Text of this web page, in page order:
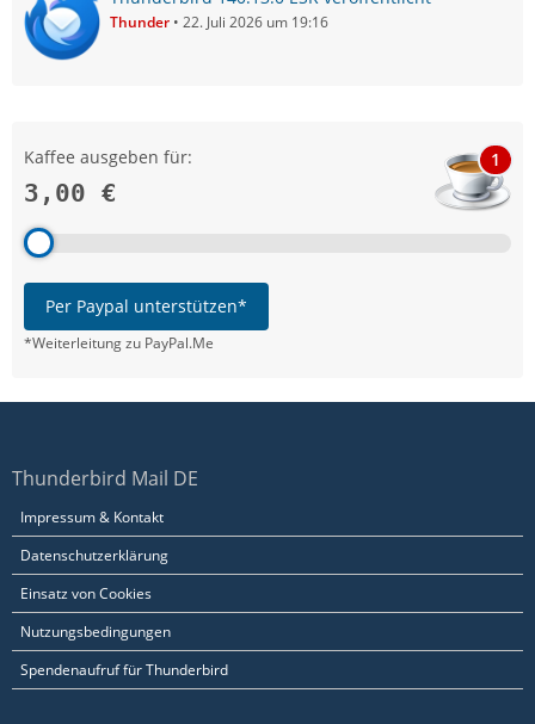
Thunder 22. Juli 2026 um 19:16
Kaffee ausgeben für:
3,00 €
1
Per Paypal unterstützen*
*Weiterleitung zu PayPal.Me
Thunderbird Mail DE
Impressum & Kontakt
Datenschutzerklärung
Einsatz von Cookies
Nutzungsbedingungen
Spendenaufruf für Thunderbird